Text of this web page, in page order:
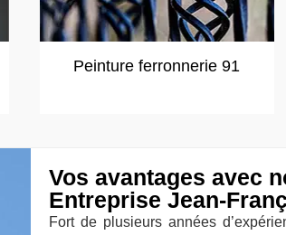
Peinture ferronnerie 91
Vos avantages avec
Entreprise Jean-
Fort de plusieurs années